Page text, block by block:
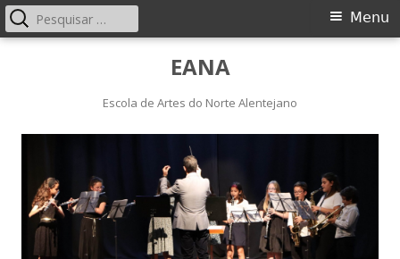
EANA
Escola de Artes do Norte Alentejano
Menu
principal
Menu
Pesquisar
por: